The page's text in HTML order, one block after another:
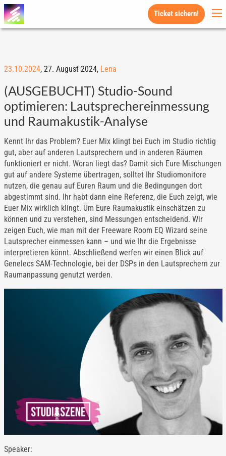
Ticket sichern!
23.10.2024, 27. August 2024, Lena
(AUSGEBUCHT) Studio-Sound
optimieren: Lautsprechereinmessung
und Raumakustik-Analyse
Kennt Ihr das Problem? Euer Mix klingt bei Euch im Studio richtig
gut, aber auf anderen Lautsprechern und in anderen Räumen
funktioniert er nicht. Woran liegt das? Damit sich Eure Mischungen
gut auf andere Systeme übertragen, solltet Ihr Studiomonitore
nutzen, die genau auf Euren Raum und die Bedingungen dort
abgestimmt sind. Ihr habt dann eine Referenz, die Euch zeigt, wie
Euer Mix wirklich klingt. Um Eure Raumakustik einschätzen zu
können und zu verstehen, sind Messungen entscheidend. Wir
zeigen Euch, wie man mit der Freeware Room EQ Wizard seine
Lautsprecher einmessen kann – und wie Ihr die Ergebnisse
interpretieren könnt. Abschließend werfen wir einen Blick auf
Genelecs SAM-Technologie, bei der DSPs in den Lautsprechern zur
Raumanpassung genutzt werden.
Speaker: